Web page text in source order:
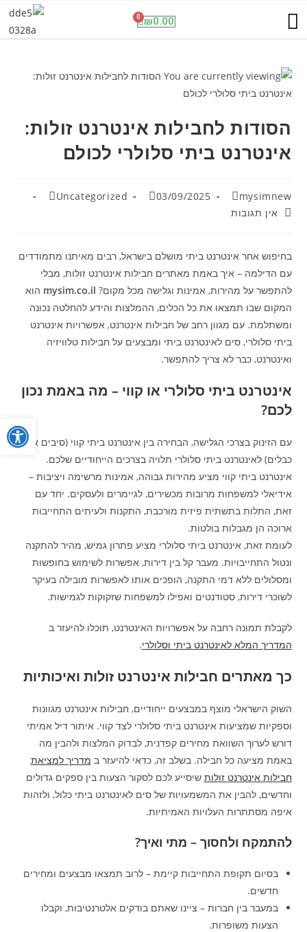
₪0.00
0
הסודות לחבילות אינטרנט זולות:
אינטרנט ביתי סלולרי לכולם
mysimnew
03/09/2025
Uncategorized
אין תגובות
בחיפוש אחר אינטרנט ביתי מושלם בישראל, רבים מאיתנו מתמודדים
עם הדילמה – איך באמת מאתרים חבילות אינטרנט זולות, מבלי
להתפשר על מהירות, אמינות וגלישה מכל מקום? mysim.co.il הוא
המקום שבו תמצאו את כל הכלים, ההמלצות והידע להחלטה נכונה
ומשתלמת. עם מגוון רחב של חבילות אינטרנט, אפשרויות אינטרנט
ביתי סלולרי, סים לאינטרנט ביתי ומבצעים על חבילות טלוויזיה
ואינטרנט, כבר לא צריך להתפשר.
אינטרנט ביתי סלולרי או קווי – מה באמת נכון
לכם?
עם הזינוק בצרכי הגלישה, הבחירה בין אינטרנט ביתי קווי (סיבים או
כבלים) לאינטרנט ביתי סלולרי תלויה בצרכים הייחודיים שלכם.
אינטרנט ביתי קווי מציע מהירות גבוהה, אמינות מרשימה ויציבות –
אידיאלי למשפחות מרובות מכשירים, לגיימרים ולעסקים. יחד עם
זאת, התלות בתשתית פיזית מורכבת, התקנות ולעיתים התחייבות
ארוכה הן מגבלות בולטות.
לעומת זאת, אינטרנט ביתי סלולרי מציע פתרון גמיש, מהיר להתקנה
ונטול התחייבויות. מעבר קל בין דירות, אפשרות לשימוש בחופשות
ומסלולים ללא דמי התקנה, הופכים אותו לאפשרות מובילה בעיקר
לשוכרי דירות, סטודנטים ואפילו למשפחות שזקוקות לגמישות.
לקבלת תמונה רחבה על אפשרויות האינטרנט, תוכלו להיעזר ב
המדריך המלא לאינטרנט ביתי וסלולרי.
כך מאתרים חבילות אינטרנט זולות ואיכותיות
השוק הישראלי מוצף במבצעים ייחודיים, חבילות אינטרנט מגוונות
וספקיות שמציעות אינטרנט ביתי סלולרי לצד קווי. איתור דיל אמיתי
דורש לערוך השוואת מחירים קפדנית, לבדוק המלצות ולהבין מה
באמת מציעה כל חבילה. בשלב זה, כדאי להיעזר ב מדריך למציאת
חבילות אינטרנט זולות שיסייע לכם לסקור הצעות בין ספקים גדולים
וחדשים, להבין את המשמעויות של סים לאינטרנט ביתי כלול, ולזהות
איפה מסתתרות העלויות האמיתיות.
להתמקח ולחסוך – מתי ואיך?
בסיום תקופת התחייבות קיימת – לרוב תמצאו מבצעים ומחירים
חדשים.
במעבר בין חברות – ציינו שאתם בודקים אלטרנטיבות, וקבלו
הצעות משופרות.